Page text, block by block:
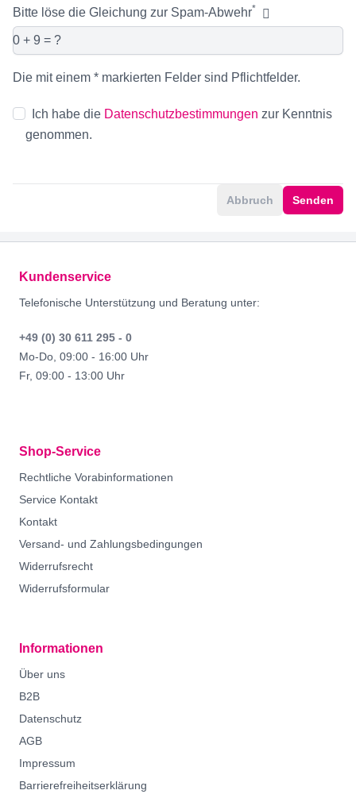
Bitte löse die Gleichung zur Spam-Abwehr*
Die mit einem * markierten Felder sind Pflichtfelder.
Ich habe die Datenschutzbestimmungen zur Kenntnis
genommen.
Abbruch Senden
Kundenservice
Telefonische Unterstützung und Beratung unter:
+49 (0) 30 611 295 - 0
Mo-Do, 09:00 - 16:00 Uhr
Fr, 09:00 - 13:00 Uhr
Shop-Service
Rechtliche Vorabinformationen
Service Kontakt
Kontakt
Versand- und Zahlungsbedingungen
Widerrufsrecht
Widerrufsformular
Informationen
Über uns
B2B
Datenschutz
AGB
Impressum
Barrierefreiheitserklärung